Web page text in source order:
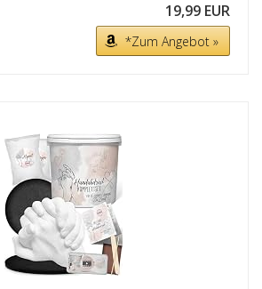
19,99 EUR
*Zum Angebot »